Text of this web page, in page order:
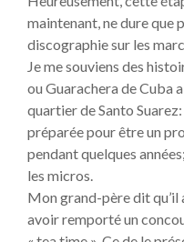
maintenant, ne dure que
discographie sur les
Je me souviens des
ou Guarachera de Cuba
quartier de Santo
préparée pour être un
pendant quelques
les micros.
Mon grand-père dit qu’il
avoir remporté un